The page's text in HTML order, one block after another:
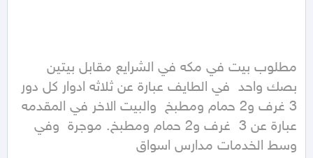
وسط الخدمات مدارس اسواق